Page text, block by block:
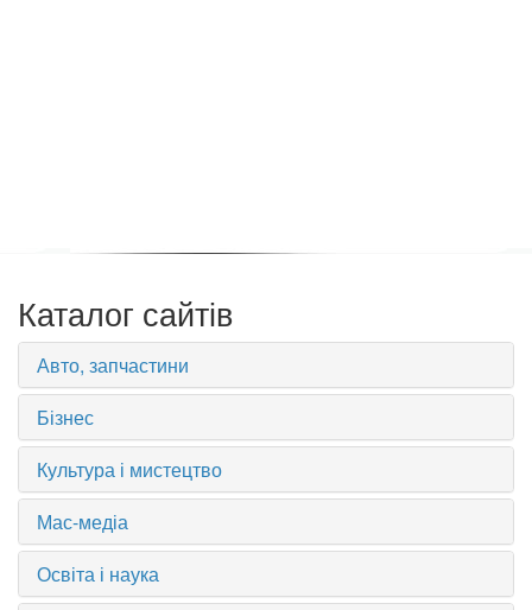
Каталог сайтів
Авто, запчастини
Бізнес
Культура і мистецтво
Мас-медіа
Освіта і наука